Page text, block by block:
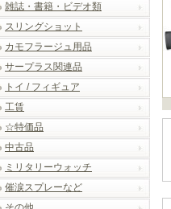
雑誌・書籍・ビデオ類
スリングショット
カモフラージュ用品
サープラス関連品
トイ / フィギュア
工賃
☆特価品
中古品
ミリタリーウォッチ
催涙スプレーなど